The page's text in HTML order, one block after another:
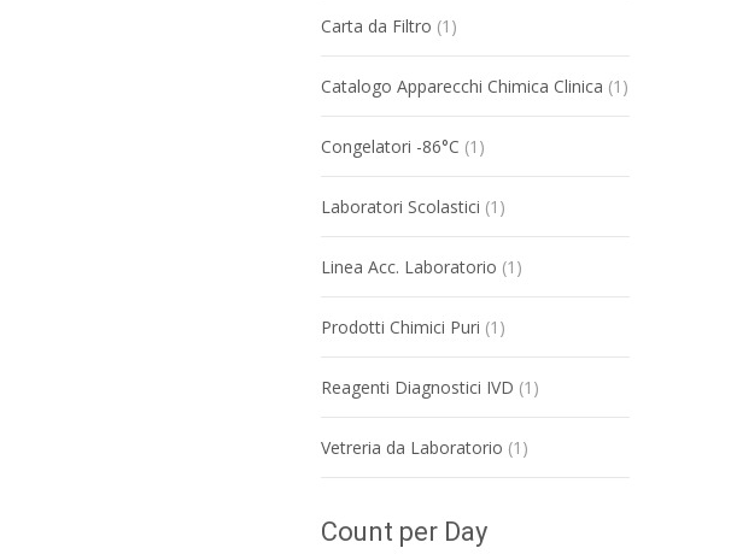
Carta da Filtro (1)
Catalogo Apparecchi Chimica Clinica (1)
Congelatori -86°C (1)
Laboratori Scolastici (1)
Linea Acc. Laboratorio (1)
Prodotti Chimici Puri (1)
Reagenti Diagnostici IVD (1)
Vetreria da Laboratorio (1)
Count per Day